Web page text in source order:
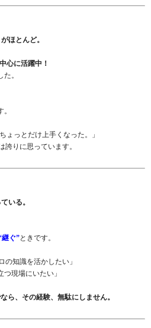
ほとんど。
心に活躍中！
。
ょっとだけ上手くなった。」
誇りに思っています。
いる。
継ぐ”ときです。
の知識を活かしたい」
つ現場にいたい」
ら、その経験、無駄にしません。